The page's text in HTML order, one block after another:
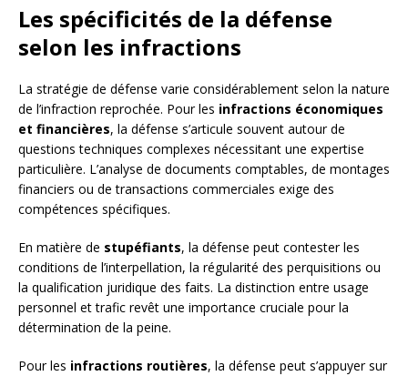
Les spécificités de la défense
selon les infractions
La stratégie de défense varie considérablement selon la nature
de l’infraction reprochée. Pour les infractions économiques
et financières, la défense s’articule souvent autour de
questions techniques complexes nécessitant une expertise
particulière. L’analyse de documents comptables, de montages
financiers ou de transactions commerciales exige des
compétences spécifiques.
En matière de stupéfiants, la défense peut contester les
conditions de l’interpellation, la régularité des perquisitions ou
la qualification juridique des faits. La distinction entre usage
personnel et trafic revêt une importance cruciale pour la
détermination de la peine.
Pour les infractions routières, la défense peut s’appuyer sur